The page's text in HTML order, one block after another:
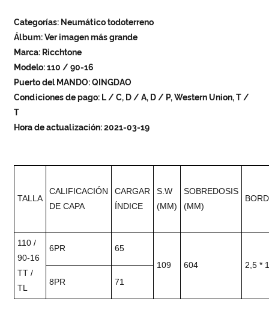
Categorías: Neumático todoterreno
Álbum: Ver imagen más grande
Marca: Ricchtone
Modelo: 110 / 90-16
Puerto del MANDO: QINGDAO
Condiciones de pago: L / C, D / A, D / P, Western Union, T /
T
Hora de actualización: 2021-03-19
TALLA
CALIFICACIÓN
DE CAPA
CARGAR
ÍNDICE
S.W
(MM)
SOBREDOSIS
(MM)
110 /
90-16
TT /
TL
6PR
65
109
604
2,5 *
8PR
71